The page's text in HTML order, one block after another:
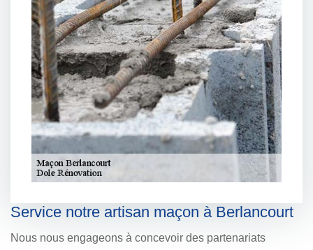
Service notre artisan maçon à Berlancourt
Nous nous engageons à concevoir des partenariats